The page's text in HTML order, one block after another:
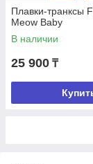
Плавки-транксы
Meow Baby
В наличии
25 900 ₸